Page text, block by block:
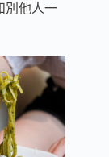
別他人一